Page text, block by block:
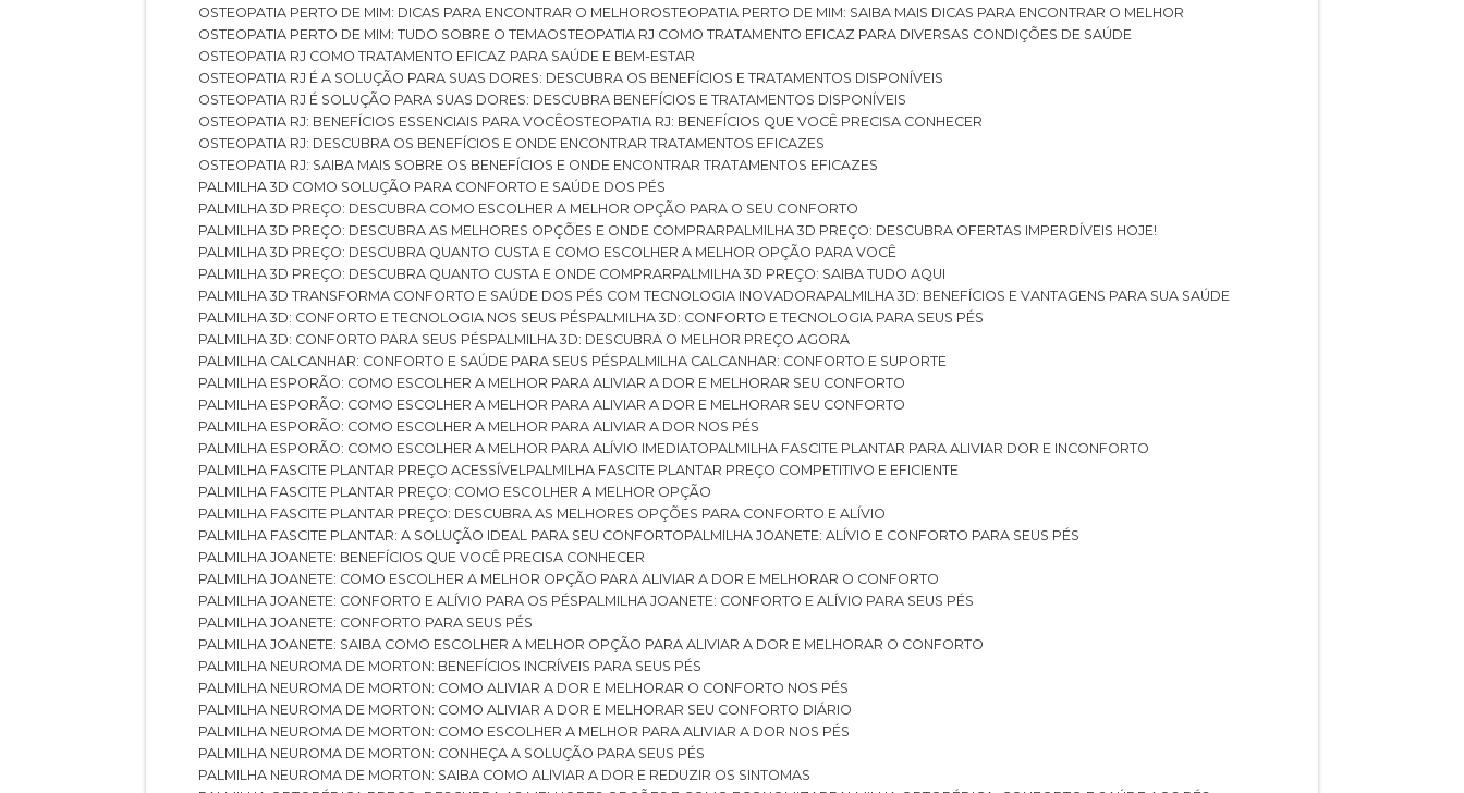
OSTEOPATIA PERTO DE MIM: DICAS PARA ENCONTRAR O MELHOR
OSTEOPATIA PERTO DE MIM: SAIBA MAIS DICAS PARA ENCONTRAR O MELHOR
OSTEOPATIA PERTO DE MIM: TUDO SOBRE O TEMA
OSTEOPATIA RJ COMO TRATAMENTO EFICAZ PARA DIVERSAS CONDIÇÕES DE SAÚDE
OSTEOPATIA RJ COMO TRATAMENTO EFICAZ PARA SAÚDE E BEM-ESTAR
OSTEOPATIA RJ É A SOLUÇÃO PARA SUAS DORES: DESCUBRA OS BENEFÍCIOS E TRATAMENTOS DISPONÍVEIS
OSTEOPATIA RJ É SOLUÇÃO PARA SUAS DORES: DESCUBRA BENEFÍCIOS E TRATAMENTOS DISPONÍVEIS
OSTEOPATIA RJ: BENEFÍCIOS ESSENCIAIS PARA VOCÊ
OSTEOPATIA RJ: BENEFÍCIOS QUE VOCÊ PRECISA CONHECER
OSTEOPATIA RJ: DESCUBRA OS BENEFÍCIOS E ONDE ENCONTRAR TRATAMENTOS EFICAZES
OSTEOPATIA RJ: SAIBA MAIS SOBRE OS BENEFÍCIOS E ONDE ENCONTRAR TRATAMENTOS EFICAZES
PALMILHA 3D COMO SOLUÇÃO PARA CONFORTO E SAÚDE DOS PÉS
PALMILHA 3D PREÇO: DESCUBRA COMO ESCOLHER A MELHOR OPÇÃO PARA O SEU CONFORTO
PALMILHA 3D PREÇO: DESCUBRA AS MELHORES OPÇÕES E ONDE COMPRAR
PALMILHA 3D PREÇO: DESCUBRA OFERTAS IMPERDÍVEIS HOJE!
PALMILHA 3D PREÇO: DESCUBRA QUANTO CUSTA E COMO ESCOLHER A MELHOR OPÇÃO PARA VOCÊ
PALMILHA 3D PREÇO: DESCUBRA QUANTO CUSTA E ONDE COMPRAR
PALMILHA 3D PREÇO: SAIBA TUDO AQUI
PALMILHA 3D TRANSFORMA CONFORTO E SAÚDE DOS PÉS COM TECNOLOGIA INOVADORA PALMILHA 3D: BENEFÍCIOS E VANTAGENS PARA SUA SAÚDE
PALMILHA 3D: CONFORTO E TECNOLOGIA NOS SEUS PÉS
PALMILHA 3D: CONFORTO E TECNOLOGIA PARA SEUS PÉS
PALMILHA 3D: CONFORTO PARA SEUS PÉS
PALMILHA 3D: DESCUBRA O MELHOR PREÇO AGORA
PALMILHA CALCANHAR: CONFORTO E SAÚDE PARA SEUS PÉS
PALMILHA CALCANHAR: CONFORTO E SUPORTE
PALMILHA ESPORÃO: COMO ESCOLHER A MELHOR PARA ALIVIAR A DOR E MELHORAR SEU CONFORTO
PALMILHA ESPORÃO: COMO ESCOLHER A MELHOR PARA ALIVIAR A DOR E MELHORAR SEU CONFORTO
PALMILHA ESPORÃO: COMO ESCOLHER A MELHOR PARA ALIVIAR A DOR NOS PÉS
PALMILHA ESPORÃO: COMO ESCOLHER A MELHOR PARA ALÍVIO IMEDIATO
PALMILHA FASCITE PLANTAR PARA ALIVIAR DOR E INCONFORTO
PALMILHA FASCITE PLANTAR PREÇO ACESSÍVEL PALMILHA FASCITE PLANTAR PREÇO COMPETITIVO E EFICIENTE
PALMILHA FASCITE PLANTAR PREÇO: COMO ESCOLHER A MELHOR OPÇÃO
PALMILHA FASCITE PLANTAR PREÇO: DESCUBRA AS MELHORES OPÇÕES PARA CONFORTO E ALÍVIO
PALMILHA FASCITE PLANTAR: A SOLUÇÃO IDEAL PARA SEU CONFORTO
PALMILHA JOANETE: ALÍVIO E CONFORTO PARA SEUS PÉS
PALMILHA JOANETE: BENEFÍCIOS QUE VOCÊ PRECISA CONHECER
PALMILHA JOANETE: COMO ESCOLHER A MELHOR OPÇÃO PARA ALIVIAR A DOR E MELHORAR O CONFORTO
PALMILHA JOANETE: CONFORTO E ALÍVIO PARA OS PÉS
PALMILHA JOANETE: CONFORTO E ALÍVIO PARA SEUS PÉS
PALMILHA JOANETE: CONFORTO PARA SEUS PÉS
PALMILHA JOANETE: SAIBA COMO ESCOLHER A MELHOR OPÇÃO PARA ALIVIAR A DOR E MELHORAR O CONFORTO
PALMILHA NEUROMA DE MORTON: BENEFÍCIOS INCRÍVEIS PARA SEUS PÉS
PALMILHA NEUROMA DE MORTON: COMO ALIVIAR A DOR E MELHORAR O CONFORTO NOS PÉS
PALMILHA NEUROMA DE MORTON: COMO ALIVIAR A DOR E MELHORAR SEU CONFORTO DIÁRIO
PALMILHA NEUROMA DE MORTON: COMO ESCOLHER A MELHOR PARA ALIVIAR A DOR NOS PÉS
PALMILHA NEUROMA DE MORTON: CONHEÇA A SOLUÇÃO PARA SEUS PÉS
PALMILHA NEUROMA DE MORTON: SAIBA COMO ALIVIAR A DOR E REDUZIR OS SINTOMAS